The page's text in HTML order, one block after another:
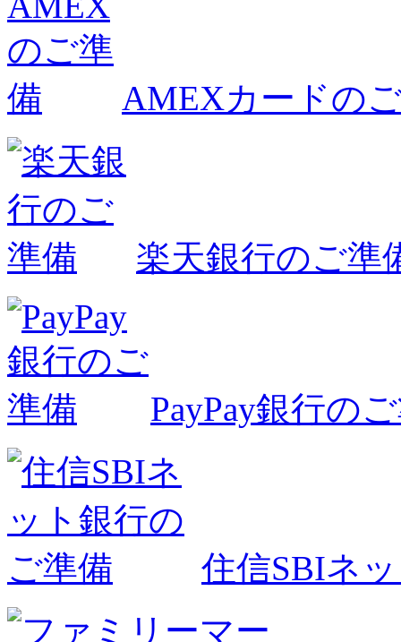
AMEXカードの
楽天銀行のご準
PayPay銀行の
住信SBIネ